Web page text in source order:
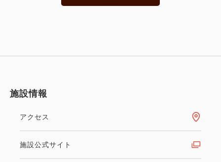
施設情報
アクセス
施設公式サイト